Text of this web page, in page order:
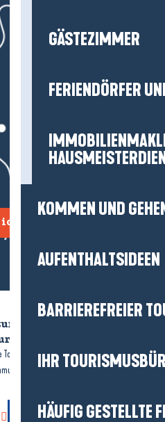
GÄSTEZIMMER
FERIENDÖRFER
KOMMEN UND
AUFENTHALTSIDEEN
BARRIEREFREIER
IHR
HÄUFIG GESTELLTE
kommen?
Wer sind wir?
Tourismus-Rechtliche Hinweise-